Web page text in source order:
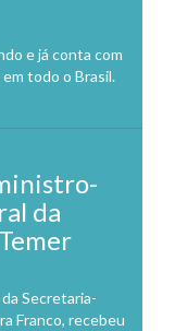
e já conta com
todo o Brasil.
da
Secretaria-
Franco, recebeu